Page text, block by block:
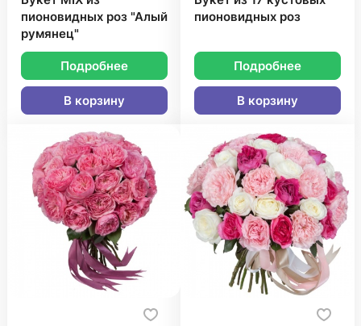
пионовидных роз "Алый
румянец"
Подробнее
В корзину
пионовидных роз
Подробнее
В корзину